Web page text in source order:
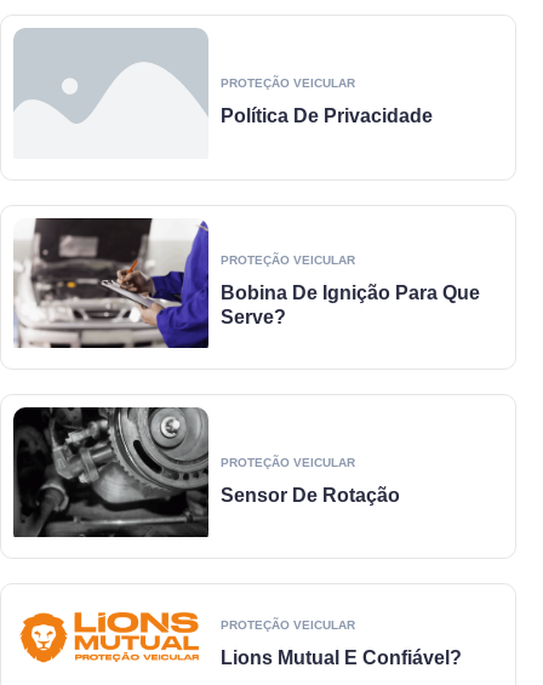
PROTEÇÃO VEICULAR
Política De Privacidade
PROTEÇÃO VEICULAR
Bobina De Ignição Para Que
Serve?
PROTEÇÃO VEICULAR
Sensor De Rotação
PROTEÇÃO VEICULAR
Lions Mutual E Confiável?